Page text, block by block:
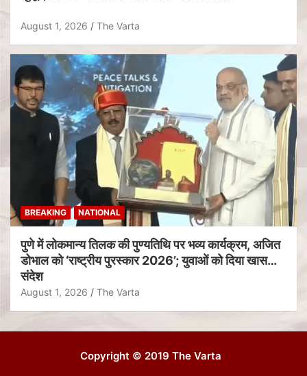
August 1, 2026 The Varta
BREAKING NATIONAL
पुणे में लोकमान्य तिलक की पुण्यतिथि पर भव्य कार्यक्रम, अजित
डोभाल को ‘राष्ट्रीय पुरस्कार 2026’; युवाओं को दिया खास
संदेश
August 1, 2026 The Varta
Copyright © 2019 The Varta